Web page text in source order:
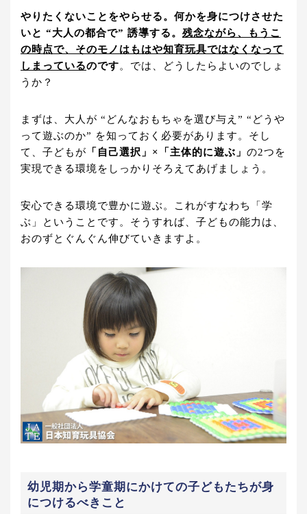
やりたくないことをやらせる。何かを身につけさせた
いと “大人の都合で” 誘導する。 残念ながら、もうこ
の時点で、そのモノはもはや知育玩具ではなくなって
しまっているのです。では、どうしたらよいのでしょ
うか？
まずは、大人が “どんなおもちゃを選び与え” “どうや
って遊ぶのか” を知っておく必要があります。そし
て、子どもが 「自己選択」×「主体的に遊ぶ」 の2つを
実現できる環境をしっかりそろえてあげましょう。
安心できる環境で豊かに遊ぶ。これがすなわち「学
ぶ」ということです。そうすれば、子どもの能力は、
おのずとぐんぐん伸びていきますよ。
幼児期から学童期にかけての子どもたちが身
につけるべきこと